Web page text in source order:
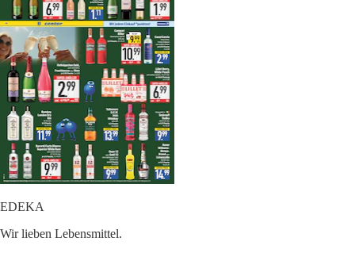
EDEKA
Wir lieben Lebensmittel.